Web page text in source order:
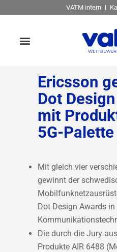
VATM intern
Ericsson
Dot
mit
5G-Palette
Mit gleich vier
gewinnt der
Dot Design Awards
Die durch die Jury
Produkte AIR 6488